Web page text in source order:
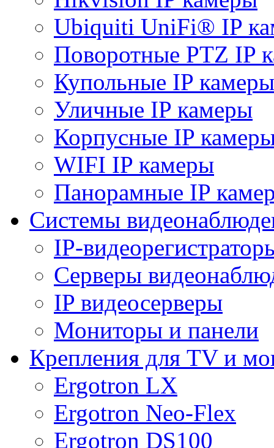
Ubiquiti UniFi® IP
Поворотные PTZ IP
Купольные IP камеры
Уличные IP камеры
Корпусные IP
WIFI IP камеры
Панорамные IP
Системы
IP-
Серверы
IP видеосерверы
Мониторы и панели
Крепления для TV и
Ergotron LX
Ergotron Neo-Flex
Ergotron DS100